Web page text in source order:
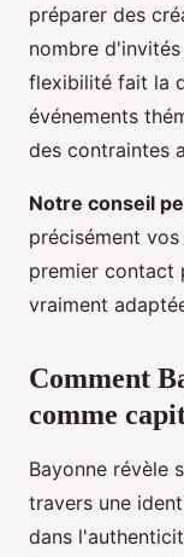
préparer des
nombre
flexibilité fait la
événements
des contraintes
Notre conseil
précisément
premier contact
vraiment
Comment
comme
Bayonne révèle
travers une
dans